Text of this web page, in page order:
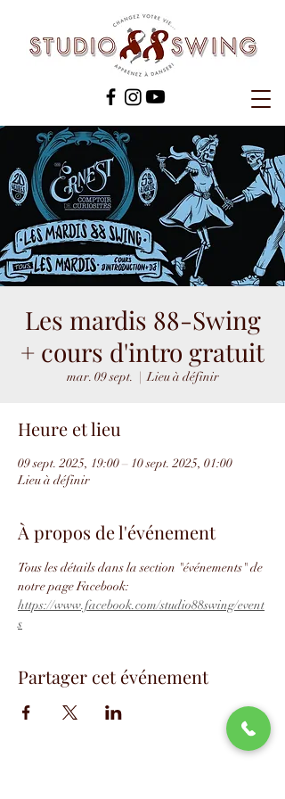
Les mardis 88-Swing
+ cours d'intro gratuit
mar. 09 sept.
  |
Lieu à définir
Heure et lieu
09 sept. 2025, 19:00 – 10 sept. 2025, 01:00
Lieu à définir
À propos de l'événement
Tous les détails dans la section "événements" de
notre page Facebook:
https://www.facebook.com/studio88swing/event
s
Partager cet événement